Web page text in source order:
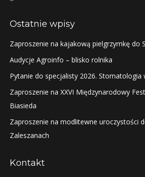
Ostatnie wpisy
Zaproszenie na kajakową pielgrzymkę do
Audycje Agroinfo – blisko rolnika
Pytanie do specjalisty 2026. Stomatologia
Zaproszenie na XXVI Międzynarodowy
Biasieda
Zaproszenie na modlitewne uroczystości
Zaleszanach
Kontakt